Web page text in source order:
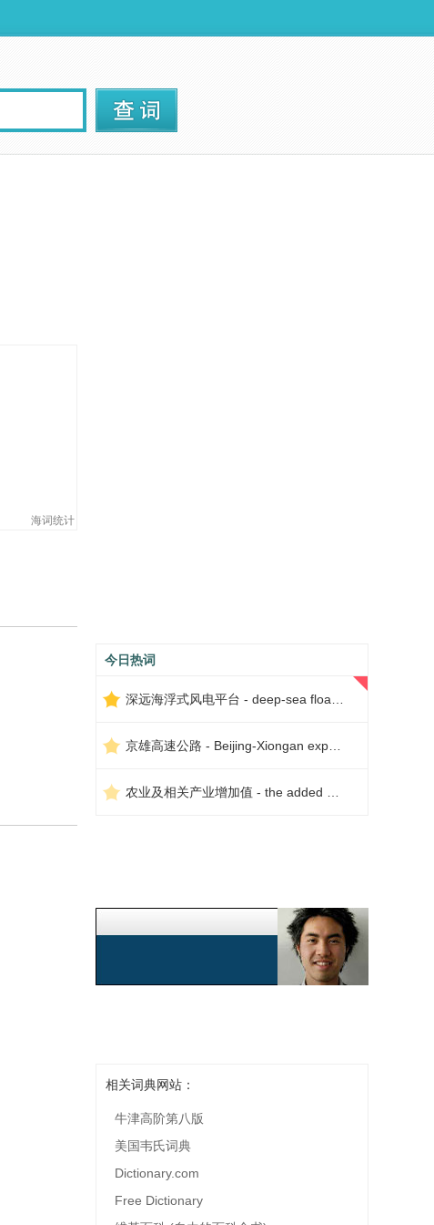
海词统计
今日热词
相关词典网站：
牛津高阶第八版
美国韦氏词典
Dictionary.com
Free Dictionary